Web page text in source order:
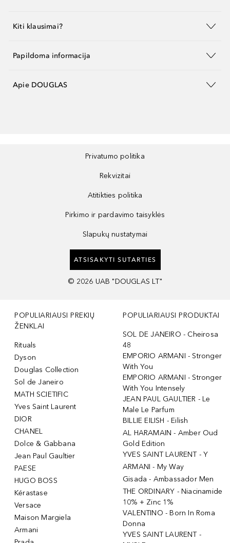
Kiti klausimai?
Papildoma informacija
Apie DOUGLAS
Privatumo politika
Rekvizitai
Atitikties politika
Pirkimo ir pardavimo taisyklės
Slapukų nustatymai
ATSISAKYTI SUTARTIES
© 2026 UAB "DOUGLAS LT"
POPULIARIAUSI PREKIŲ
ŽENKLAI
Rituals
Dyson
Douglas Collection
Sol de Janeiro
MATH SCIETIFIC
Yves Saint Laurent
DIOR
CHANEL
Dolce & Gabbana
Jean Paul Gaultier
PAESE
HUGO BOSS
Kérastase
Versace
Maison Margiela
Armani
POPULIARIAUSI PRODUKTAI
SOL DE JANEIRO - Cheirosa
48
EMPORIO ARMANI - Stronger
With You
EMPORIO ARMANI - Stronger
With You Intensely
JEAN PAUL GAULTIER - Le
Male Le Parfum
BILLIE EILISH - Eilish
AL HARAMAIN - Amber Oud
Gold Edition
YVES SAINT LAURENT - Y
ARMANI - My Way
Gisada - Ambassador Men
THE ORDINARY - Niacinamide
10% + Zinc 1%
VALENTINO - Born In Roma
Donna
YVES SAINT LAURENT -